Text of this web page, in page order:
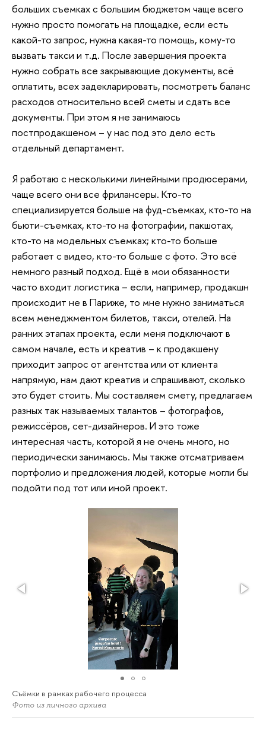
больших съемках с большим бюджетом чаще всего
нужно просто помогать на площадке, если есть
какой-то запрос, нужна какая-то помощь, кому-то
вызвать такси и т.д. После завершения проекта
нужно собрать все закрывающие документы, всё
оплатить, всех задекларировать, посмотреть баланс
расходов относительно всей сметы и сдать все
документы. При этом я не занимаюсь
постпродакшеном – у нас под это дело есть
отдельный департамент.
Я работаю с несколькими линейными продюсерами,
чаще всего они все фрилансеры. Кто-то
специализируется больше на фуд-съемках, кто-то на
бьюти-съемках, кто-то на фотографии, пакшотах,
кто-то на модельных съемках; кто-то больше
работает с видео, кто-то больше с фото. Это всё
немного разный подход. Ещё в мои обязанности
часто входит логистика – если, например, продакшн
происходит не в Париже, то мне нужно заниматься
всем менеджментом билетов, такси, отелей. На
ранних этапах проекта, если меня подключают в
самом начале, есть и креатив – к продакшену
приходит запрос от агентства или от клиента
напрямую, нам дают креатив и спрашивают, сколько
это будет стоить. Мы составляем смету, предлагаем
разных так называемых талантов – фотографов,
режиссёров, сет-дизайнеров. И это тоже
интересная часть, которой я не очень много, но
периодически занимаюсь. Мы также отсматриваем
портфолио и предложения людей, которые могли бы
подойти под тот или иной проект.
Съёмки в рамках рабочего процесса
Фото из личного архива